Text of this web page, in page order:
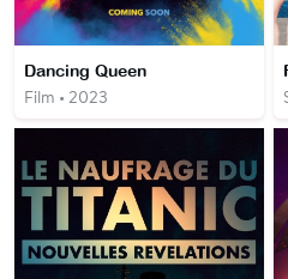
Dancing Queen
Film • 2023